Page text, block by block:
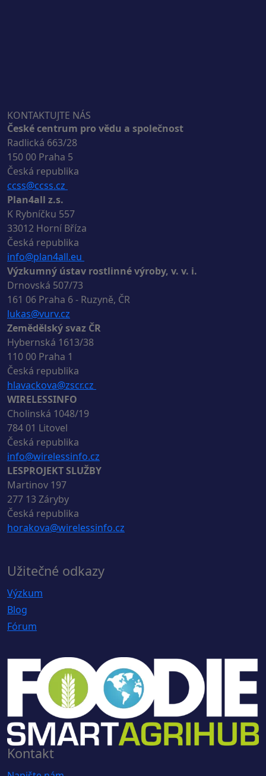
KONTAKTUJTE NÁS
České centrum pro vědu a společnost
Radlická 663/28
150 00 Praha 5
Česká republika
ccss@ccss.cz
Plan4all z.s.
K Rybníčku 557
33012 Horní Bříza
Česká republika
info@plan4all.eu
Výzkumný ústav rostlinné výroby, v. v. i.
Drnovská 507/73
161 06 Praha 6 - Ruzyně, ČR
lukas@vurv.cz
Zemědělský svaz ČR
Hybernská 1613/38
110 00 Praha 1
Česká republika
hlavackova@zscr.cz
WIRELESSINFO
Cholinská 1048/19
784 01 Litovel
Česká republika
info@wirelessinfo.cz
LESPROJEKT SLUŽBY
Martinov 197
277 13 Záryby
Česká republika
horakova@wirelessinfo.cz
Užitečné odkazy
Výzkum
Blog
Fórum
Kontakt